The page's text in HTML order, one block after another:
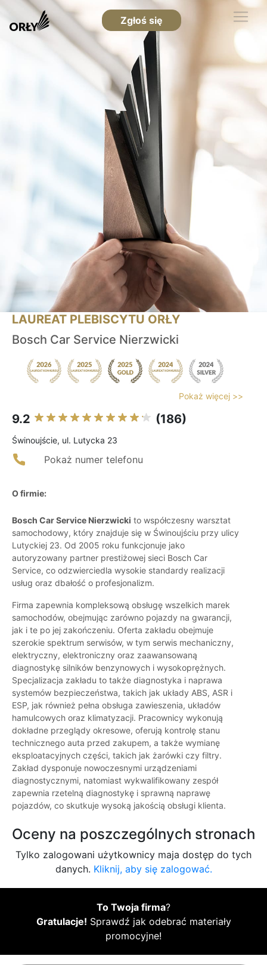
Zgłoś się
LAUREAT PLEBISCYTU ORŁY
Bosch Car Service Nierzwicki
Pokaż więcej >>
9.2 (186)
Świnoujście, ul. Lutycka 23
Pokaż numer telefonu
O firmie:
Bosch Car Service Nierzwicki to współczesny warsztat
samochodowy, który znajduje się w Świnoujściu przy ulicy
Lutyckiej 23. Od 2005 roku funkcjonuje jako
autoryzowany partner prestiżowej sieci Bosch Car
Service, co odzwierciedla wysokie standardy realizacji
usług oraz dbałość o profesjonalizm.
Firma zapewnia kompleksową obsługę wszelkich marek
samochodów, obejmując zarówno pojazdy na gwarancji,
jak i te po jej zakończeniu. Oferta zakładu obejmuje
szerokie spektrum serwisów, w tym serwis mechaniczny,
elektryczny, elektroniczny oraz zaawansowaną
diagnostykę silników benzynowych i wysokoprężnych.
Specjalizacja zakładu to także diagnostyka i naprawa
systemów bezpieczeństwa, takich jak układy ABS, ASR i
ESP, jak również pełna obsługa zawieszenia, układów
hamulcowych oraz klimatyzacji. Pracownicy wykonują
dokładne przeglądy okresowe, oferują kontrolę stanu
technicznego auta przed zakupem, a także wymianę
eksploatacyjnych części, takich jak żarówki czy filtry.
Zakład dysponuje nowoczesnymi urządzeniami
diagnostycznymi, natomiast wykwalifikowany zespół
zapewnia rzetelną diagnostykę i sprawną naprawę
pojazdów, co skutkuje wysoką jakością obsługi klienta.
Oceny na poszczególnych stronach
Tylko zalogowani użytkownicy maja dostęp do tych
danych. Kliknij, aby się zalogować.
To Twoja firma?
Gratulacje! Sprawdź jak odebrać materiały
promocyjne!